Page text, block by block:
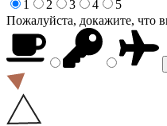
1
2 3 4
5
Пожалуйста, докажите, что